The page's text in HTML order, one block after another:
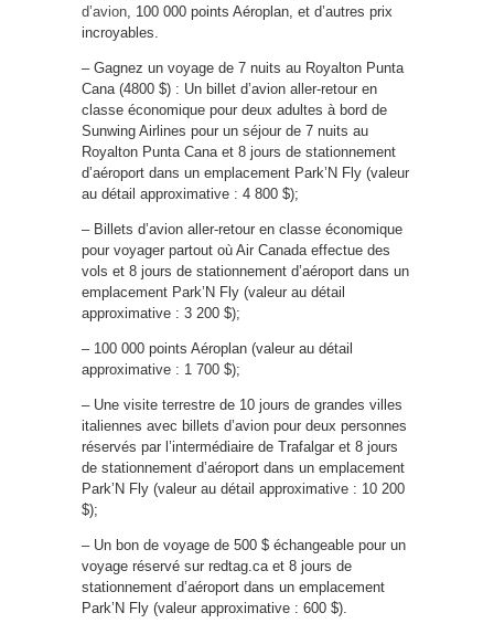
d’avion , 100 000 points Aéroplan, et d’autres prix
incroyables.
– Gagnez un voyage de 7 nuits au Royalton Punta
Cana (4800 $) : Un billet d’avion aller-retour en
classe économique pour deux adultes à bord de
Sunwing Airlines pour un séjour de 7 nuits au
Royalton Punta Cana et 8 jours de stationnement
d’aéroport dans un emplacement Park’N Fly (valeur
au détail approximative : 4 800 $);
– Billets d’avion aller-retour en classe économique
pour voyager partout où Air Canada effectue des
vols et 8 jours de stationnement d’aéroport dans un
emplacement Park’N Fly (valeur au détail
approximative : 3 200 $);
– 100 000 points Aéroplan (valeur au détail
approximative : 1 700 $);
– Une visite terrestre de 10 jours de grandes villes
italiennes avec billets d’avion pour deux personnes
réservés par l’intermédiaire de Trafalgar et 8 jours
de stationnement d’aéroport dans un emplacement
Park’N Fly (valeur au détail approximative : 10 200
$);
– Un bon de voyage de 500 $ échangeable pour un
voyage réservé sur redtag.ca et 8 jours de
stationnement d’aéroport dans un emplacement
Park’N Fly (valeur approximative : 600 $).